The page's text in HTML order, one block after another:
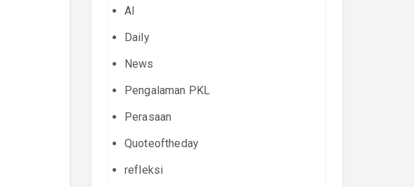
AI
Daily
News
Pengalaman PKL
Perasaan
Quoteoftheday
refleksi